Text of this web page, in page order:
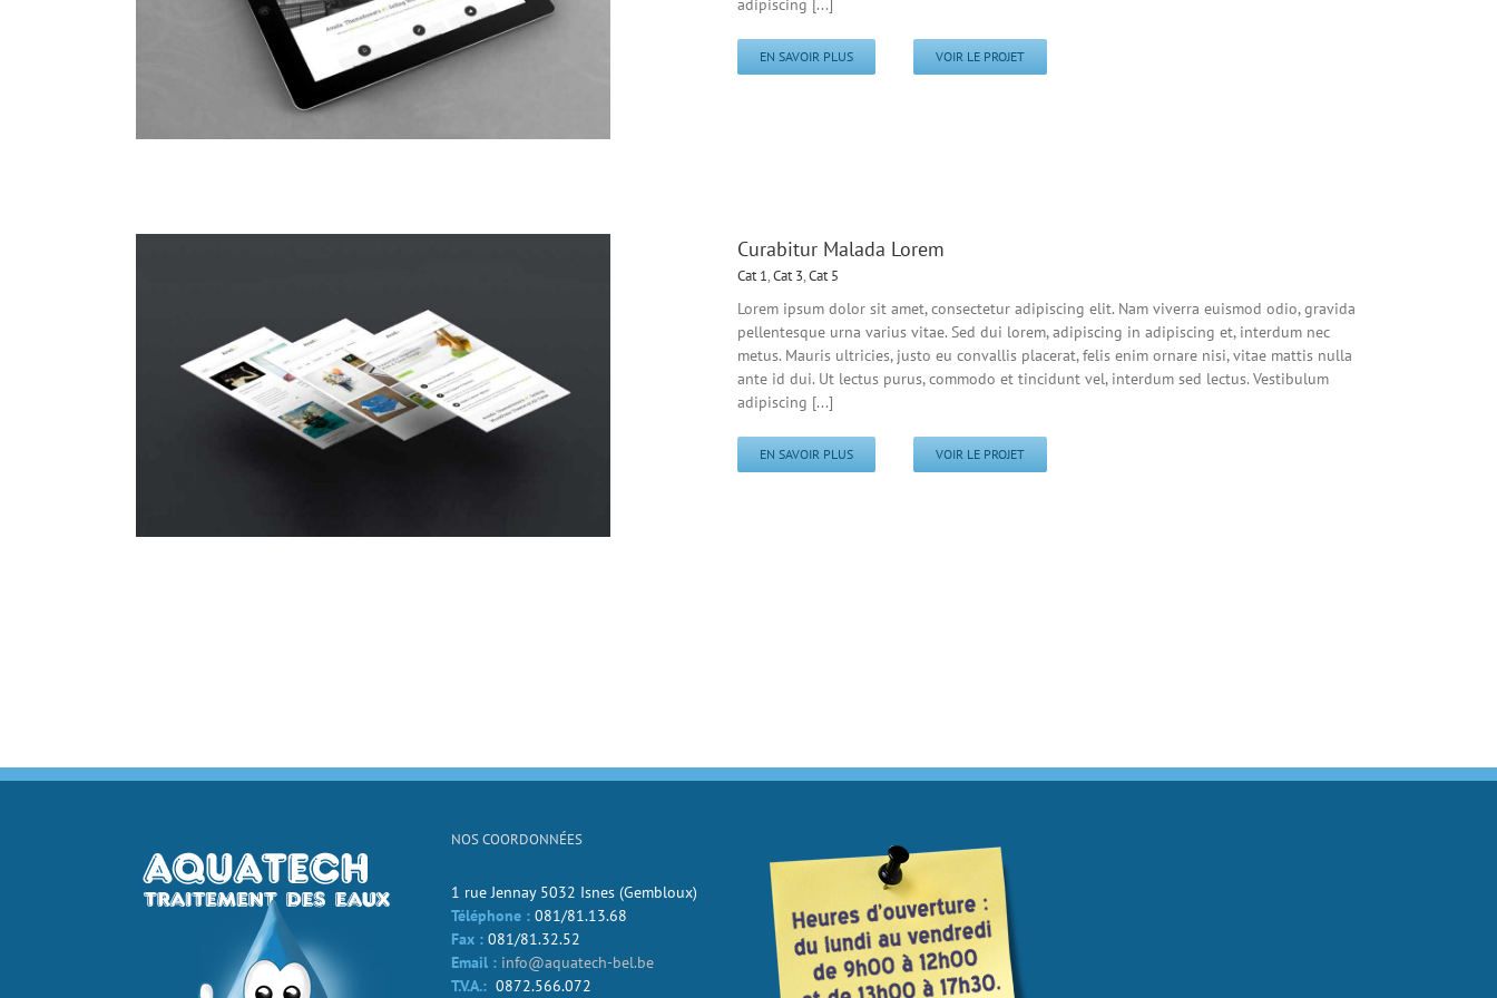
adipiscing [...]
EN SAVOIR PLUS VOIR LE PROJET
Curabitur Malada Lorem
Cat 1,Cat 3,Cat 5
Lorem ipsum dolor sit amet, consectetur adipiscing elit. Nam viverra euismod odio, gravida
pellentesque urna varius vitae. Sed dui lorem, adipiscing in adipiscing et, interdum nec
metus. Mauris ultricies, justo eu convallis placerat, felis enim ornare nisi, vitae mattis nulla
ante id dui. Ut lectus purus, commodo et tincidunt vel, interdum sed lectus. Vestibulum
adipiscing [...]
EN SAVOIR PLUS VOIR LE PROJET
NOS COORDONNÉES
1 rue Jennay 5032 Isnes (Gembloux)
Téléphone : 081/81.13.68
Fax : 081/81.32.52
Email : info@aquatech-bel.be
T.V.A.: 0872.566.072